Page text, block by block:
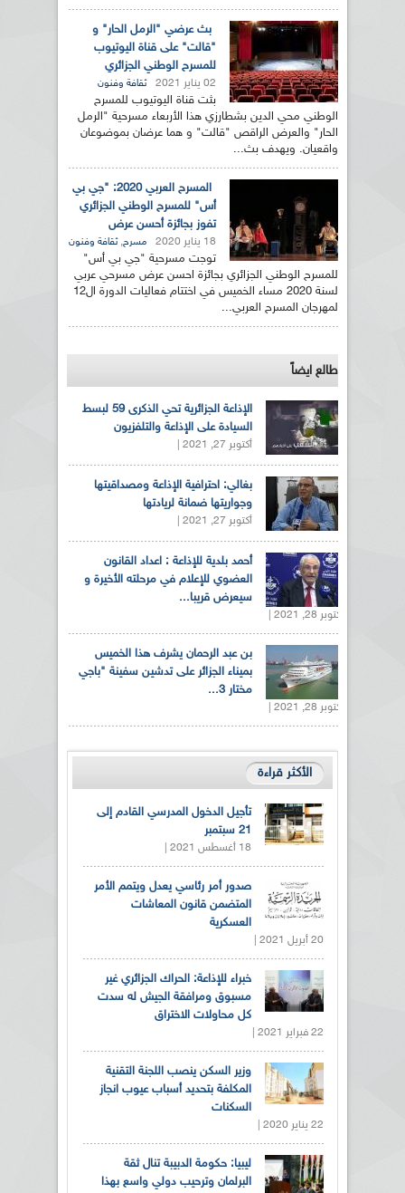
بث عرضي "الرمل الحار" و
"قالت" على قناة اليوتيوب
للمسرح الوطني الجزائري
02 يناير 2021 ثقافة وفنون
بثت قناة اليوتيوب للمسرح
الوطني محي الدين بشطارزي هذا الأربعاء مسرحية "الرمل
الحار" والعرض الراقص "قالت" و هما عرضان بموضوعان
واقعيان. ويهدف بث...
المسرح العربي 2020: "جي بي
أس" للمسرح الوطني الجزائري
تفوز بجائزة أحسن عرض
18 يناير 2020 مسرح,ثقافة وفنون
توجت مسرحية "جي بي أس"
للمسرح الوطني الجزائري بجائزة احسن عرض مسرحي عربي
لسنة 2020 مساء الخميس في اختتام فعاليات الدورة ال12
لمهرجان المسرح العربي...
طالع ايضاً
الإذاعة الجزائرية تحي الذكرى 59 لبسط
السيادة على الإذاعة والتلفزيون
أكتوبر 27, 2021 |
بغالي: احترافية الإذاعة ومصداقيتها
وجواريتها ضمانة لريادتها
أكتوبر 27, 2021 |
أحمد بلدية للإذاعة : اعداد القانون
العضوي للإعلام في مرحلته الأخيرة و
سيعرض قريبا...
أكتوبر 28, 2021 |
بن عبد الرحمان يشرف هذا الخميس
بميناء الجزائر على تدشين سفينة "باجي
مختار 3...
أكتوبر 28, 2021 |
الأكثر قراءة
تأجيل الدخول المدرسي القادم إلى
21 سبتمبر
18 أغسطس 2021 |
صدور أمر رئاسي يعدل ويتمم الأمر
المتضمن قانون المعاشات
العسكرية
20 أبريل 2021 |
خبراء للإذاعة: الحراك الجزائري غير
مسبوق ومرافقة الجيش له سدت
كل محاولات الاختراق
22 فبراير 2021 |
وزير السكن ينصب اللجنة التقنية
المكلفة بتحديد أسباب عيوب انجاز
السكنات
22 يناير 2020 |
ليبيا: حكومة الدبيبة تنال ثقة
البرلمان وترحيب دولي واسع بهذا